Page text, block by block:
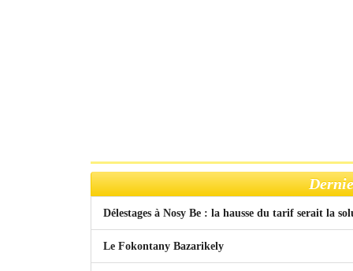
Délestages à Nosy Be : la hausse du tarif serait la
Le Fokontany Bazarikely